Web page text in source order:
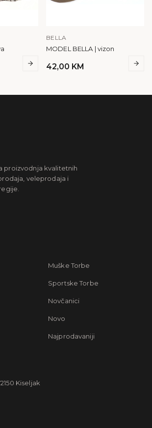
BELLA
MODEL BELLA | vizon
42,00 KM
proizvodnja kvalitetnih
veleprodaja i
Muške Torbe
Sportske Torbe
Novčanici
Novo
Najprodavaniji
Kiseljak